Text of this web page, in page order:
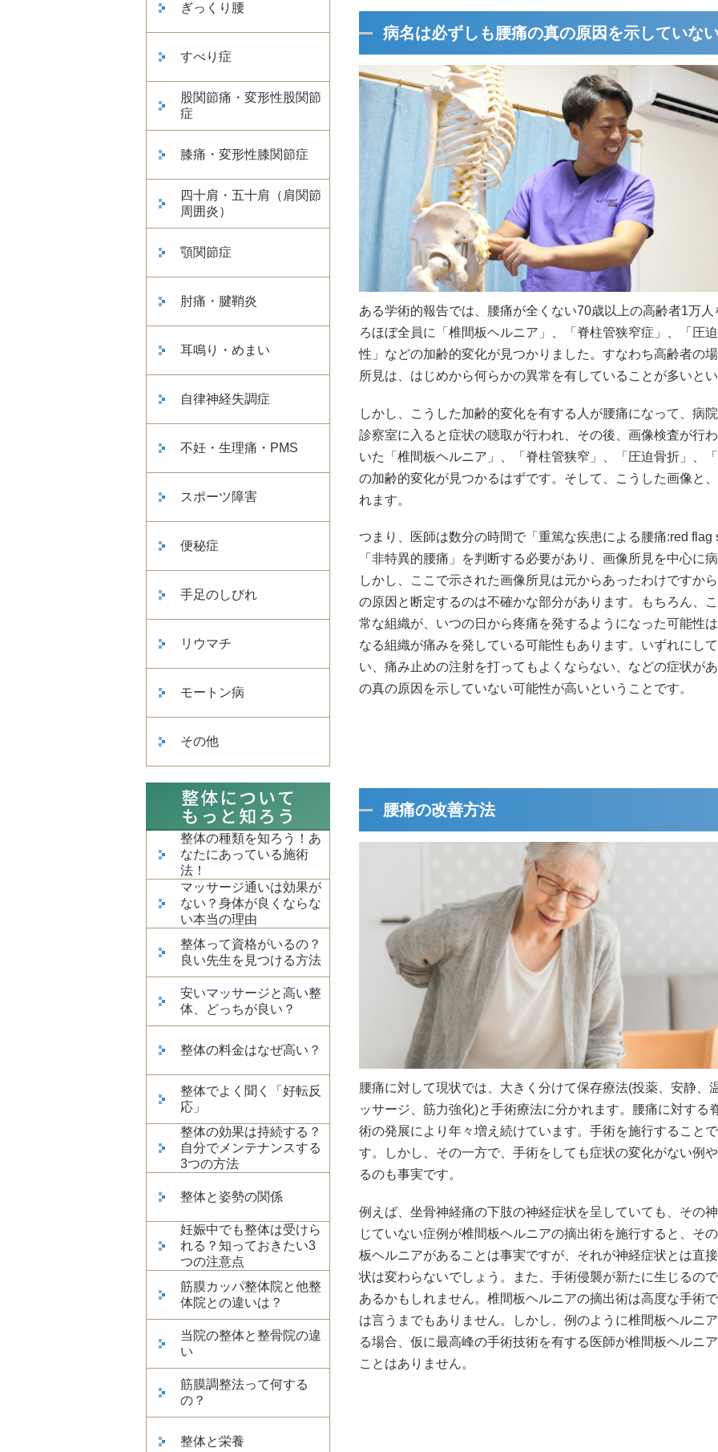
ぎっくり腰
すべり症
股関節痛・変形性股関節
症
膝痛・変形性膝関節症
四十肩・五十肩（肩関節
周囲炎）
顎関節症
肘痛・腱鞘炎
耳鳴り・めまい
自律神経失調症
不妊・生理痛・PMS
スポーツ障害
便秘症
手足のしびれ
リウマチ
モートン病
その他
整体の種類を知ろう！あ
なたにあっている施術
法！
マッサージ通いは効果が
ない？身体が良くならな
い本当の理由
整体って資格がいるの？
良い先生を見つける方法
安いマッサージと高い整
体、どっちが良い？
整体の料金はなぜ高い？
整体でよく聞く「好転反
応」
整体の効果は持続する？
自分でメンテナンスする
3つの方法
整体と姿勢の関係
妊娠中でも整体は受けら
れる？知っておきたい3
つの注意点
筋膜カッパ整体院と他整
体院との違いは？
当院の整体と整骨院の違
い
筋膜調整法って何する
の？
整体と栄養
病名は必ずしも腰痛の真の原因を示していな
ある学術的報告では、腰痛が全くない70歳以上の高齢者1万
ろほぼ全員に「椎間板ヘルニア」、「脊柱管狭窄症」、「圧
性」などの加齢的変化が見つかりました。すなわち高齢者の
所見は、はじめから何らかの異常を有していることが多いと
しかし、こうした加齢的変化を有する人が腰痛になって、病
診察室に入ると症状の聴取が行われ、その後、画像検査が行
いた「椎間板ヘルニア」、「脊柱管狭窄」、「圧迫骨折」、
の加齢的変化が見つかるはずです。そして、こうした画像と
れます。
つまり、医師は数分の時間で「重篤な疾患による腰痛:red
「非特異的腰痛」を判断する必要があり、画像所見を中心に
しかし、ここで示された画像所見は元からあったわけですか
の原因と断定するのは不確かな部分があります。もちろん、
常な組織が、いつの日から疼痛を発するようになった可能性
なる組織が痛みを発している可能性もあります。いずれにし
い、痛み止めの注射を打ってもよくならない、などの症状が
の真の原因を示していない可能性が高いということです。
腰痛の改善方法
腰痛に対して現状では、大きく分けて保存療法(投薬、安静、
ッサージ、筋力強化)と手術療法に分かれます。腰痛に対する
術の発展により年々増え続けています。手術を施行すること
す。しかし、その一方で、手術をしても症状の変化がない例
るのも事実です。
例えば、坐骨神経痛の下肢の神経症状を呈していても、その
じていない症例が椎間板ヘルニアの摘出術を施行すると、そ
板ヘルニアがあることは事実ですが、それが神経症状とは直
状は変わらないでしょう。また、手術侵襲が新たに生じるの
あるかもしれません。椎間板ヘルニアの摘出術は高度な手術
は言うまでもありません。しかし、例のように椎間板ヘルニ
る場合、仮に最高峰の手術技術を有する医師が椎間板ヘルニ
ことはありません。